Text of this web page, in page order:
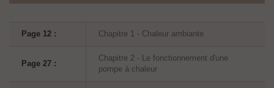
Page 12 : Chapitre 1 - Chaleur ambiante
Page 27 :
Chapitre 2 - Le fonctionnement d'une
pompe à chaleur